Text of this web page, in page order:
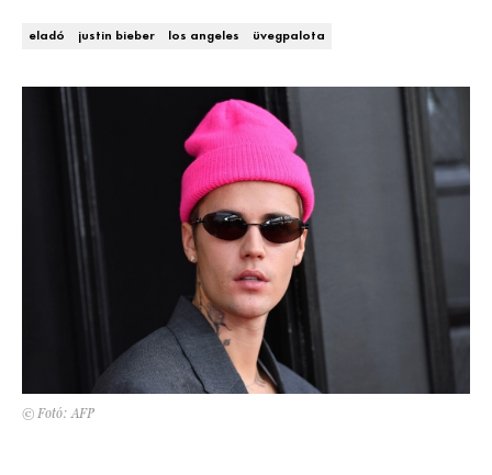
HÍRLEVÉL
eladó justin bieber los angeles üvegpalota
© Fotó: AFP